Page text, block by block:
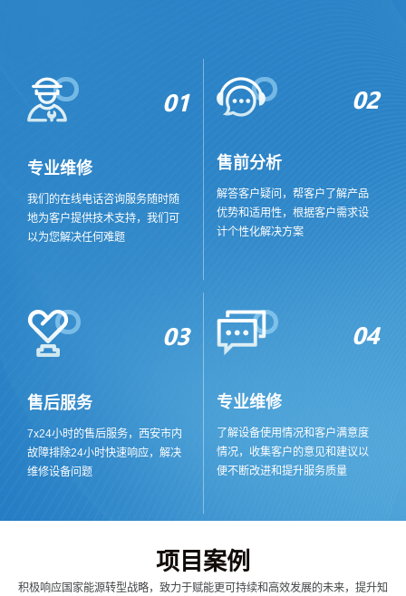
01
专业维修
我们的在线电话咨询服务随时随
地为客户提供技术支持，我们可
以为您解决任何难题
02
售前分析
解答客户疑问，帮客户了解产品
优势和适用性，根据客户需求设
计个性化解决方案
03
售后服务
7x24小时的售后服务，西安市内
故障排除24小时快速响应，解决
维修设备问题
04
专业维修
了解设备使用情况和客户满意度
情况，收集客户的意见和建议以
便不断改进和提升服务质量
项目案例
积极响应国家能源转型战略，致力于赋能更可持续和高效发展的未来，提升知